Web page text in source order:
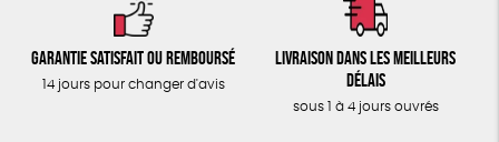
Garantie satisfait ou remboursé
14 jours pour changer d'avis
Livraison dans les meilleurs
délais
sous 1 à 4 jours ouvrés